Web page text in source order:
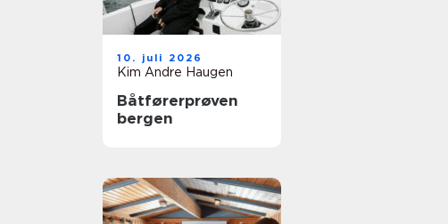
10. juli 2026
Kim Andre Haugen
Båtførerprøven
bergen